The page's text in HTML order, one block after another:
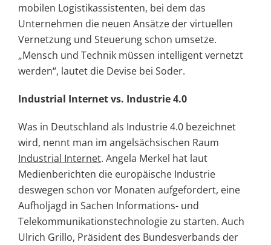
mobilen Logistikassistenten, bei dem das
Unternehmen die neuen Ansätze der virtuellen
Vernetzung und Steuerung schon umsetze.
„Mensch und Technik müssen intelligent vernetzt
werden“, lautet die Devise bei Soder.
Industrial Internet vs. Industrie 4.0
Was in Deutschland als Industrie 4.0 bezeichnet
wird, nennt man im angelsächsischen Raum
Industrial Internet. Angela Merkel hat laut
Medienberichten die europäische Industrie
deswegen schon vor Monaten aufgefordert, eine
Aufholjagd in Sachen Informations- und
Telekommunikationstechnologie zu starten. Auch
Ulrich Grillo, Präsident des Bundesverbands der